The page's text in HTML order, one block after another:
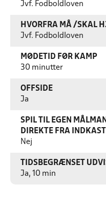
Jvf. Fodboldloven
HVORFRA MÅ /SKAL
Jvf. Fodboldloven
MØDETID FØR KAMP
30 minutter
OFFSIDE
Ja
SPIL TIL EGEN
DIREKTE FRA INDKAST
Nej
TIDSBEGRÆNSET
Ja, 10 min